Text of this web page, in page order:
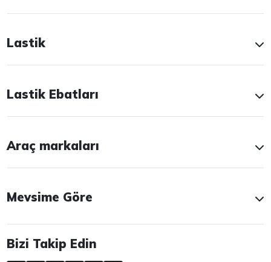
Lastik
Lastik Ebatları
Araç markaları
Mevsime Göre
Bizi Takip Edin